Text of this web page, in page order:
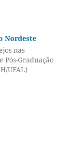
Nordeste
nas
Pós-Graduação
UFAL)